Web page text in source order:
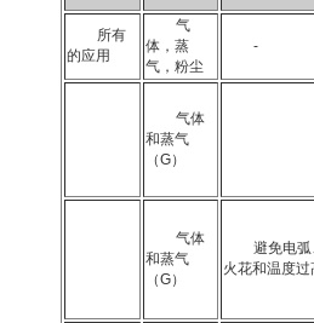
所有
的应用
气
体，蒸
气，粉尘
-
气体
和蒸气
（G）
气体
和蒸气
（G）
避免电弧
火花和温度过